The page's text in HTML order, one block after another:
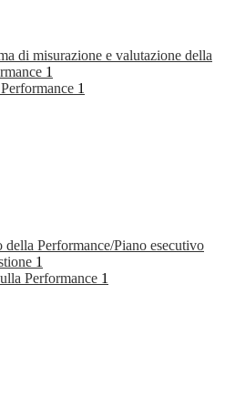
di misurazione e valutazione della
1
1
della Performance/Piano esecutivo
1
Performance 1